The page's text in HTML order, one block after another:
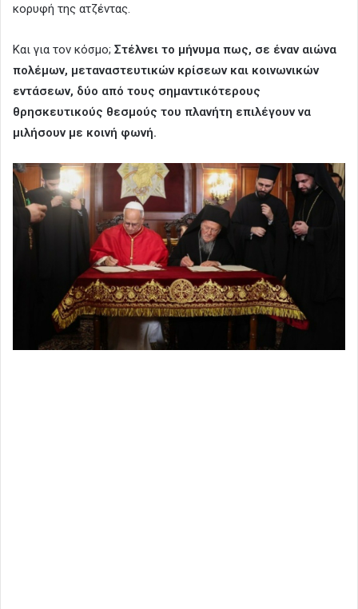
κορυφή της ατζέντας.
Και για τον κόσμο; Στέλνει το μήνυμα πως, σε έναν αιώνα
πολέμων, μεταναστευτικών κρίσεων και κοινωνικών
εντάσεων, δύο από τους σημαντικότερους
θρησκευτικούς θεσμούς του πλανήτη επιλέγουν να
μιλήσουν με κοινή φωνή.